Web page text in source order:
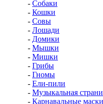
- Собаки
- Кошки
- Совы
- Лошади
- Домики
- Мышки
- Мишки
- Грибы
- Гномы
- Ели-пили
- Музыкальная
- Карнавальные маски